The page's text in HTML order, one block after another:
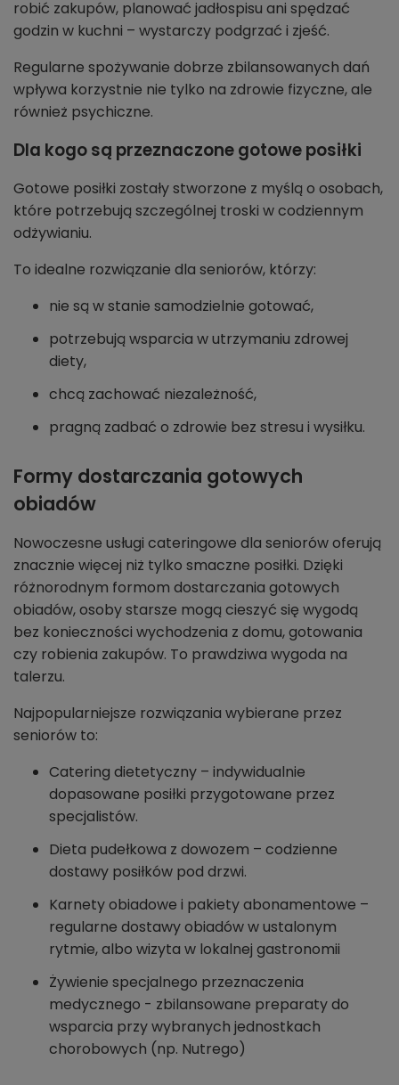
robić zakupów, planować jadłospisu ani spędzać
godzin w kuchni – wystarczy podgrzać i zjeść.
Regularne spożywanie dobrze zbilansowanych dań
wpływa korzystnie nie tylko na zdrowie fizyczne, ale
również psychiczne.
Dla kogo są przeznaczone gotowe posiłki
Gotowe posiłki zostały stworzone z myślą o osobach,
które potrzebują szczególnej troski w codziennym
odżywianiu.
To idealne rozwiązanie dla seniorów, którzy:
nie są w stanie samodzielnie gotować,
potrzebują wsparcia w utrzymaniu zdrowej
diety,
chcą zachować niezależność,
pragną zadbać o zdrowie bez stresu i wysiłku.
Formy dostarczania gotowych
obiadów
Nowoczesne usługi cateringowe dla seniorów oferują
znacznie więcej niż tylko smaczne posiłki. Dzięki
różnorodnym formom dostarczania gotowych
obiadów, osoby starsze mogą cieszyć się wygodą
bez konieczności wychodzenia z domu, gotowania
czy robienia zakupów. To prawdziwa wygoda na
talerzu.
Najpopularniejsze rozwiązania wybierane przez
seniorów to:
Catering dietetyczny – indywidualnie
dopasowane posiłki przygotowane przez
specjalistów.
Dieta pudełkowa z dowozem – codzienne
dostawy posiłków pod drzwi.
Karnety obiadowe i pakiety abonamentowe –
regularne dostawy obiadów w ustalonym
rytmie, albo wizyta w lokalnej gastronomii
Żywienie specjalnego przeznaczenia
medycznego - zbilansowane preparaty do
wsparcia przy wybranych jednostkach
chorobowych (np. Nutrego)